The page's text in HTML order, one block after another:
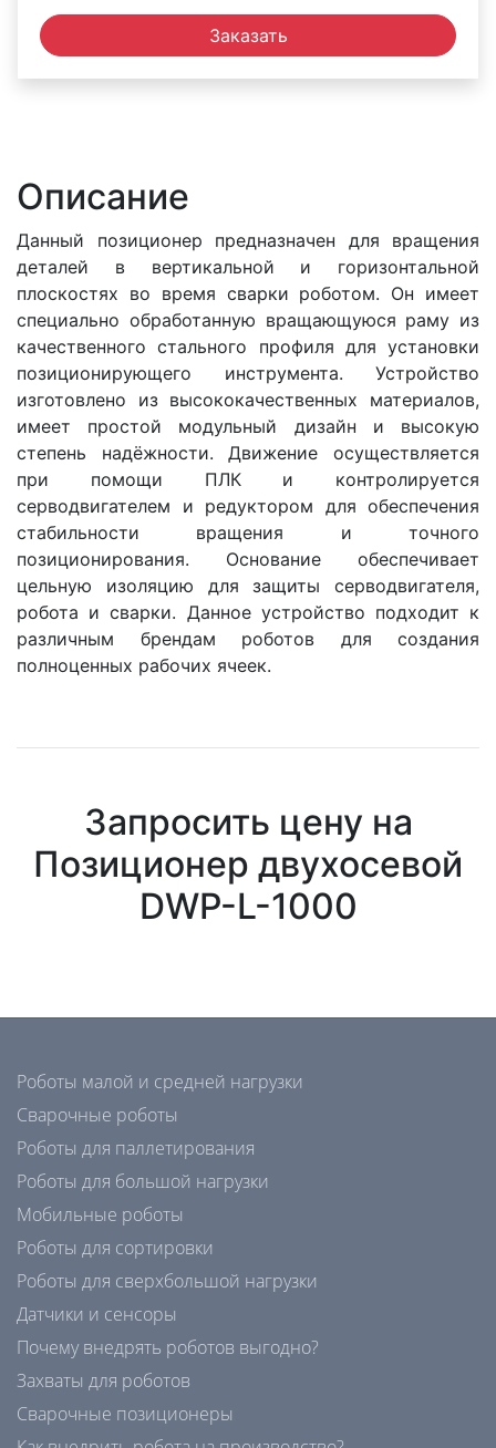
Заказать
Описание
Данный позиционер предназначен для вращения
деталей в вертикальной и горизонтальной
плоскостях во время сварки роботом. Он имеет
специально обработанную вращающуюся раму из
качественного стального профиля для установки
позиционирующего инструмента. Устройство
изготовлено из высококачественных материалов,
имеет простой модульный дизайн и высокую
степень надёжности. Движение осуществляется
при помощи ПЛК и контролируется
серводвигателем и редуктором для обеспечения
стабильности вращения и точного
позиционирования. Основание обеспечивает
цельную изоляцию для защиты серводвигателя,
робота и сварки. Данное устройство подходит к
различным брендам роботов для создания
полноценных рабочих ячеек.
Запросить цену на
Позиционер двухосевой
DWP-L-1000
Роботы малой и средней нагрузки
Сварочные роботы
Роботы для паллетирования
Роботы для большой нагрузки
Мобильные роботы
Роботы для сортировки
Роботы для сверхбольшой нагрузки
Датчики и сенсоры
Почему внедрять роботов выгодно?
Захваты для роботов
Сварочные позиционеры